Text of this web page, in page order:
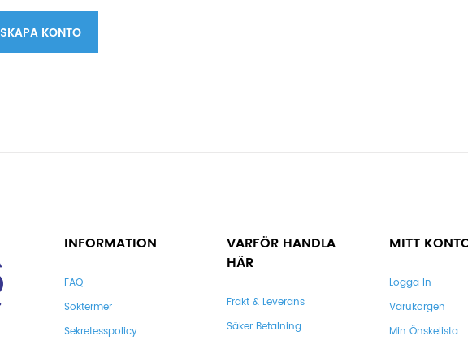
SKAPA KONTO
INFORMATION
FAQ
Söktermer
Sekretesspolicy
VARFÖR HANDLA
HÄR
Frakt & Leverans
Säker Betalning
MITT
Logga In
Varukorgen
Min Önskelista